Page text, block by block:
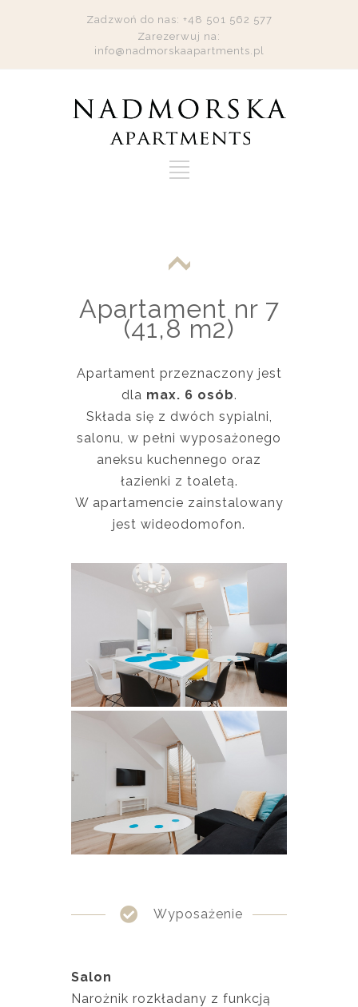
Zadzwoń do nas: +48 501 562 577
Zarezerwuj na:
info@nadmorskaapartments.pl
Apartament nr 7
(41,8 m2)
Apartament przeznaczony jest
dla max. 6 osób.
Składa się z dwóch sypialni,
salonu, w pełni wyposażonego
aneksu kuchennego oraz
łazienki z toaletą.
W apartamencie zainstalowany
jest wideodomofon.
Wyposażenie
Salon
Narożnik rozkładany z funkcją